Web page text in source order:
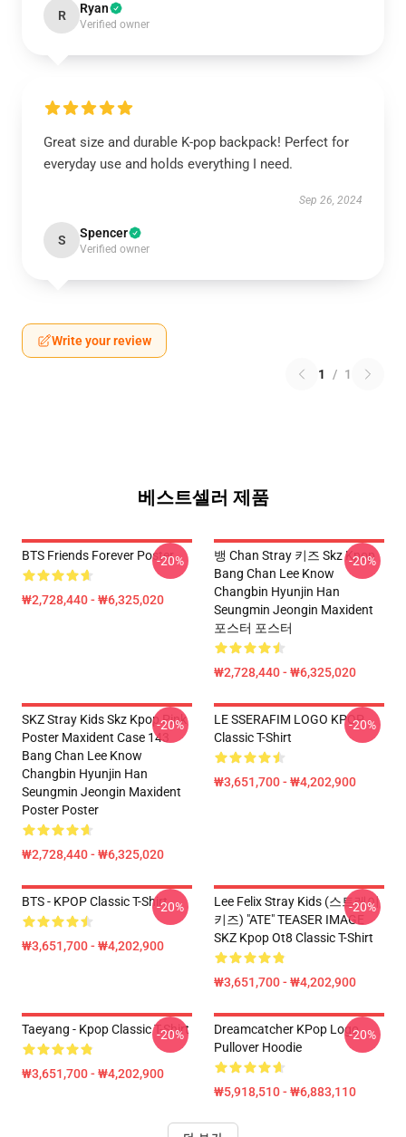
R Ryan
Verified owner
Great size and durable K-pop backpack! Perfect for
everyday use and holds everything I need.
Sep 26, 2024
S Spencer
Verified owner
Write your review
1 / 1
베스트셀러 제품
BTS Friends Forever Poster
₩2,728,440 - ₩6,325,020
-20%
뱅 Chan Stray 키즈 Skz Kpop
Bang Chan Lee Know
Changbin Hyunjin Han
Seungmin Jeongin Maxident
포스터 포스터
₩2,728,440 - ₩6,325,020
-20%
SKZ Stray Kids Skz Kpop Pink
Poster Maxident Case 143
Bang Chan Lee Know
Changbin Hyunjin Han
Seungmin Jeongin Maxident
Poster Poster
₩2,728,440 - ₩6,325,020
-20%
LE SSERAFIM LOGO KPOP
Classic T-Shirt
₩3,651,700 - ₩4,202,900
-20%
BTS - KPOP Classic T-Shirt
₩3,651,700 - ₩4,202,900
-20%
Lee Felix Stray Kids (스트레이
키즈) "ATE" TEASER IMAGE
SKZ Kpop Ot8 Classic T-Shirt
₩3,651,700 - ₩4,202,900
-20%
Taeyang - Kpop Classic T-Shirt
₩3,651,700 - ₩4,202,900
-20%
Dreamcatcher KPop Logo
Pullover Hoodie
₩5,918,510 - ₩6,883,110
-20%